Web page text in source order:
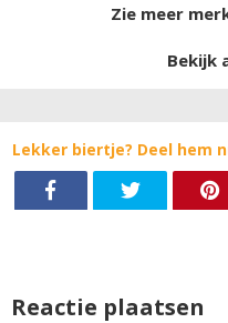
Zie meer
Bekijk
Lekker biertje? Deel hem
Reactie plaatsen